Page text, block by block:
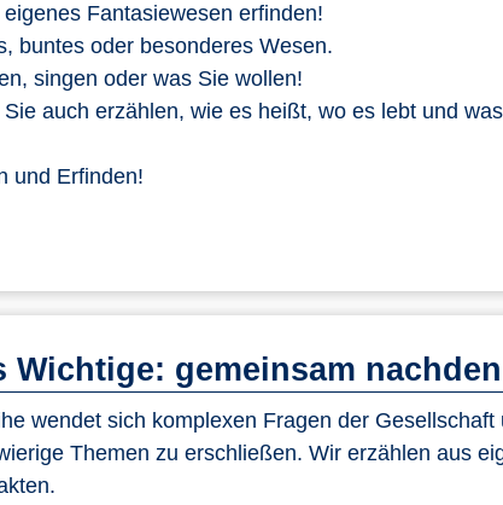
Fantasiewesen erfinden!
buntes oder besonderes Wesen.
singen oder was Sie wollen!
auch erzählen, wie es heißt, wo es lebt und
und Erfinden!
Wichtige: gemeinsam
wendet sich komplexen Fragen der
Themen zu erschließen. Wir erzählen aus